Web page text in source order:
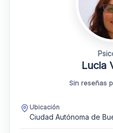
Lucia
Sin reseñas
Ubicación
Ciudad Autónoma de